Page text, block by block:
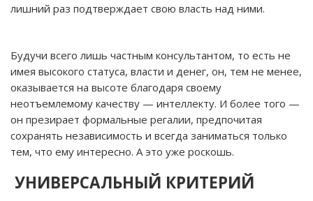
лишний раз подтверждает свою власть над ними.
Будучи всего лишь частным консультантом, то есть не
имея высокого статуса, власти и денег, он, тем не менее,
оказывается на высоте благодаря своему
неотъемлемому качеству — интеллекту. И более того —
он презирает формальные регалии, предпочитая
сохранять независимость и всегда заниматься только
тем, что ему интересно. А это уже роскошь.
УНИВЕРСАЛЬНЫЙ КРИТЕРИЙ